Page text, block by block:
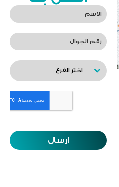
اختر الفرع
ارسال